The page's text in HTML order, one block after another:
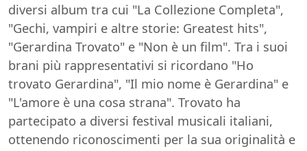
diversi album tra cui "La Collezione Completa",
"Gechi, vampiri e altre storie: Greatest hits",
"Gerardina Trovato" e "Non è un film". Tra i suoi
brani più rappresentativi si ricordano "Ho
trovato Gerardina", "Il mio nome è Gerardina" e
"L'amore è una cosa strana". Trovato ha
partecipato a diversi festival musicali italiani,
ottenendo riconoscimenti per la sua originalità e